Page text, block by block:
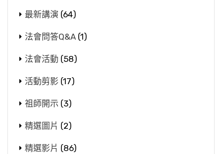
最新講演 (64)
法會問答Q&A (1)
法會活動 (58)
活動剪影 (17)
祖師開示 (3)
精選圖片 (2)
精選影片 (86)